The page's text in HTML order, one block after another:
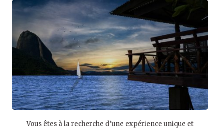
Vous êtes à la recherche d’une expérience unique et